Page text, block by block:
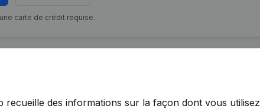
carte de crédit requise.
des informations sur la façon dont vous utilisez